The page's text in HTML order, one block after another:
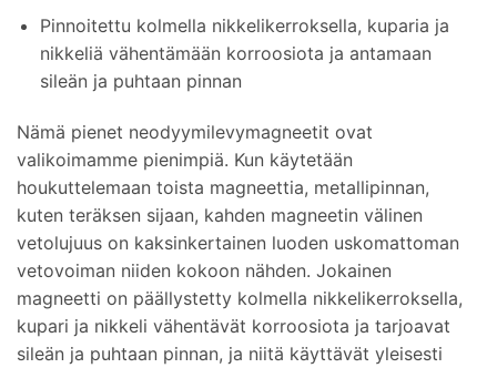
Pinnoitettu kolmella nikkelikerroksella, kuparia ja
nikkeliä vähentämään korroosiota ja antamaan
sileän ja puhtaan pinnan
Nämä pienet neodyymilevymagneetit ovat
valikoimamme pienimpiä. Kun käytetään
houkuttelemaan toista magneettia, metallipinnan,
kuten teräksen sijaan, kahden magneetin välinen
vetolujuus on kaksinkertainen luoden uskomattoman
vetovoiman niiden kokoon nähden. Jokainen
magneetti on päällystetty kolmella nikkelikerroksella,
kupari ja nikkeli vähentävät korroosiota ja tarjoavat
sileän ja puhtaan pinnan, ja niitä käyttävät yleisesti